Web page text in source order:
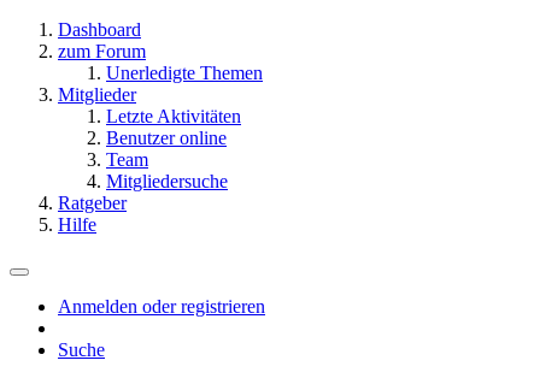
Dashboard
zum Forum
Unerledigte Themen
Mitglieder
Letzte Aktivitäten
Benutzer online
Team
Mitgliedersuche
Ratgeber
Hilfe
Anmelden oder registrieren
Suche